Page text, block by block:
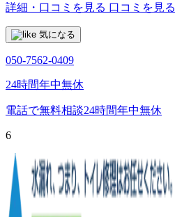
詳細・口コミを見る 口コミを見る
気になる
050-7562-0409
24時間年中無休
電話で無料相談24時間年中無休
6